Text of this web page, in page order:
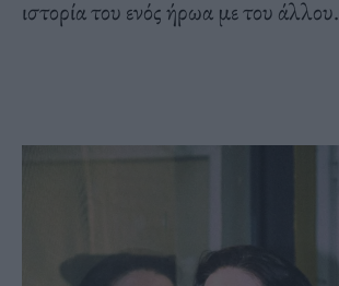
ιστορία του ενός ήρωα με του άλλου.